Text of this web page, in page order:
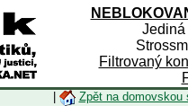
Jediná
Filtrovaný
Zpět na domovskou